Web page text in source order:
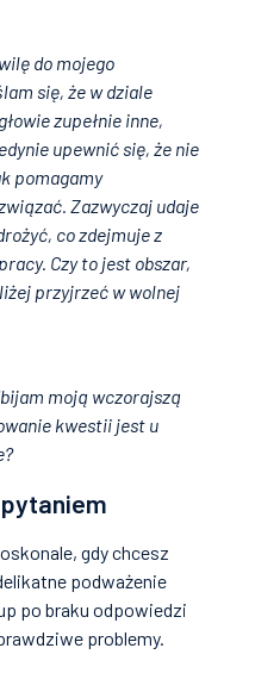
do mojego
się, że w dziale
zupełnie inne,
upewnić się, że nie
pomagamy
Zazwyczaj udaje
co zdejmuje z
Czy to jest obszar,
przyjrzeć w wolnej
moją wczorajszą
kwestii jest u
gdy chcesz
podważenie
po braku odpowiedzi
problemy.